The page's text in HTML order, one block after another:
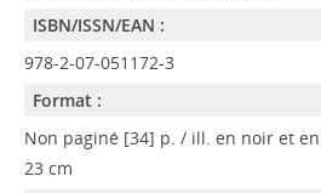
ISBN/ISSN/EAN :
978-2-07-051172-3
Format :
Non paginé [34] p. / ill. en noir et
23 cm